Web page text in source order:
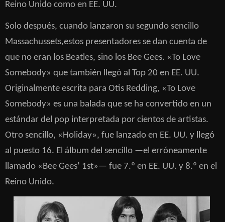
Reino Unido como en EE. UU.
Solo después, cuando lanzaron su segundo sencillo
Massachussets,estos presentadores se dan cuenta de
que no eran los Beatles, sino los Bee Gees. «To Love
Somebody» que también llegó al Top 20 en EE. UU.
Originalmente escrita para Otis Redding, «To Love
Somebody» es una balada que se ha convertido en un
estándar del pop interpretada por cientos de artistas.
Otro sencillo, «Holiday», fue lanzado en EE. UU. y llegó
al puesto 16. El álbum del sencillo —el erróneamente
llamado «Bee Gees’ 1st»— fue 7.º en EE. UU. y 8.º en el
Reino Unido.